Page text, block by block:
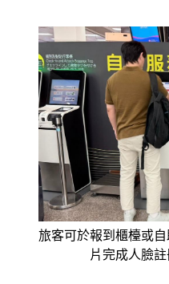
旅客可於報到櫃檯或
片完成人臉